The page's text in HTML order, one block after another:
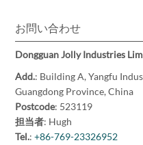
お問い合わせ
Dongguan Jolly Industries
Add.: Building A, Yangfu
Guangdong Province, China
Postcode: 523119
担当者: Hugh
Tel.:+86-769-23326952